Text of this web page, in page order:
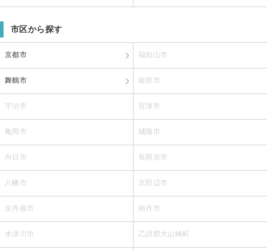
市区から探す
京都市 福知山市
舞鶴市 綾部市
宇治市 宮津市
亀岡市 城陽市
向日市 長岡京市
八幡市 京田辺市
京丹後市 南丹市
木津川市 乙訓郡大山崎町